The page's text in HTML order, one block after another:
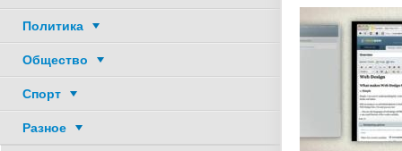
Политика
Общество
Спорт
Разное